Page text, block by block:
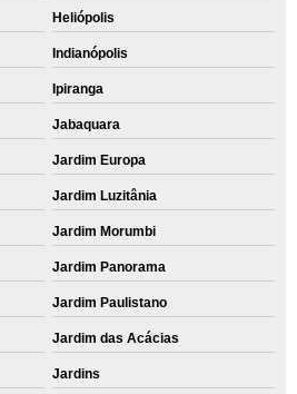
Heliópolis
Indianópolis
Ipiranga
Jabaquara
Jardim Europa
Jardim Luzitânia
Jardim Morumbi
Jardim Panorama
Jardim Paulistano
Jardim das Acácias
Jardins